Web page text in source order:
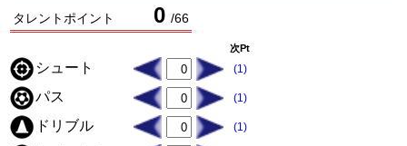
タレントポイント 0 /66
次Pt
シュート (1)
パス (1)
ドリブル (1)